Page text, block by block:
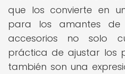
que los convierte en
para los amantes de
accesorios no solo
práctica de ajustar los
también son una